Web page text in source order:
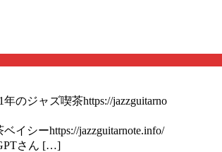
のジャズ喫茶https://jazzguitarno
シーhttps://jazzguitarnote.info/
さん […]